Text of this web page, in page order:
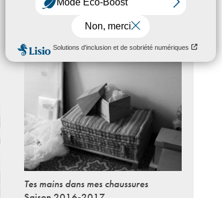
Du 22 - 09 au 16 - 12 - 2017
CONTEMPORAIN DE NOISY-LE-SEC
Tes mains dans mes chaussures